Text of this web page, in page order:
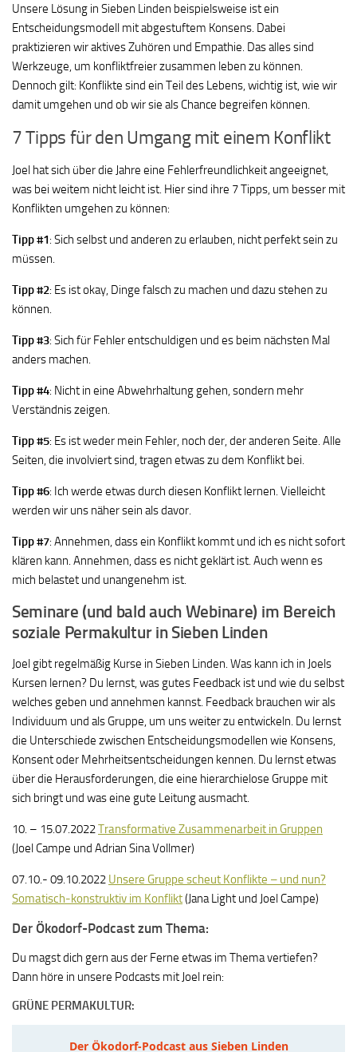
Unsere Lösung in Sieben Linden beispielsweise ist ein
Entscheidungsmodell mit abgestuftem Konsens. Dabei
praktizieren wir aktives Zuhören und Empathie. Das alles sind
Werkzeuge, um konfliktfreier zusammen leben zu können.
Dennoch gilt: Konflikte sind ein Teil des Lebens, wichtig ist, wie wir
damit umgehen und ob wir sie als Chance begreifen können.
7 Tipps für den Umgang mit einem Konflikt
Joel hat sich über die Jahre eine Fehlerfreundlichkeit angeeignet,
was bei weitem nicht leicht ist. Hier sind ihre 7 Tipps, um besser mit
Konflikten umgehen zu können:
Tipp #1: Sich selbst und anderen zu erlauben, nicht perfekt sein zu
müssen.
Tipp #2: Es ist okay, Dinge falsch zu machen und dazu stehen zu
können.
Tipp #3: Sich für Fehler entschuldigen und es beim nächsten Mal
anders machen.
Tipp #4: Nicht in eine Abwehrhaltung gehen, sondern mehr
Verständnis zeigen.
Tipp #5: Es ist weder mein Fehler, noch der, der anderen Seite. Alle
Seiten, die involviert sind, tragen etwas zu dem Konflikt bei.
Tipp #6: Ich werde etwas durch diesen Konflikt lernen. Vielleicht
werden wir uns näher sein als davor.
Tipp #7: Annehmen, dass ein Konflikt kommt und ich es nicht sofort
klären kann. Annehmen, dass es nicht geklärt ist. Auch wenn es
mich belastet und unangenehm ist.
Seminare (und bald auch Webinare) im Bereich
soziale Permakultur in Sieben Linden
Joel gibt regelmäßig Kurse in Sieben Linden. Was kann ich in Joels
Kursen lernen? Du lernst, was gutes Feedback ist und wie du selbst
welches geben und annehmen kannst. Feedback brauchen wir als
Individuum und als Gruppe, um uns weiter zu entwickeln. Du lernst
die Unterschiede zwischen Entscheidungsmodellen wie Konsens,
Konsent oder Mehrheitsentscheidungen kennen. Du lernst etwas
über die Herausforderungen, die eine hierarchielose Gruppe mit
sich bringt und was eine gute Leitung ausmacht.
10. – 15.07.2022Transformative Zusammenarbeit in Gruppen
(Joel Campe und Adrian Sina Vollmer)
07.10.- 09.10.2022 Unsere Gruppe scheut Konflikte – und nun?
Somatisch-konstruktiv im Konflikt(Jana Light und Joel Campe)
Der Ökodorf-Podcast zum Thema:
Du magst dich gern aus der Ferne etwas im Thema vertiefen?
Dann höre in unsere Podcasts mit Joel rein:
GRÜNE PERMAKULTUR: